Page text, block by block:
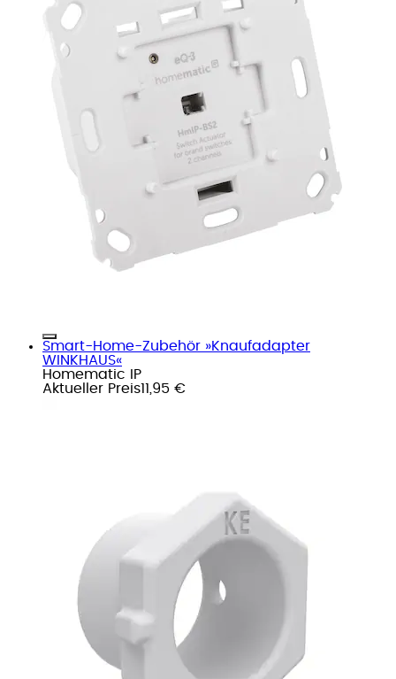
Smart-Home-Zubehör »Knaufadapter
WINKHAUS«
Homematic IP
Aktueller Preis11,95 €